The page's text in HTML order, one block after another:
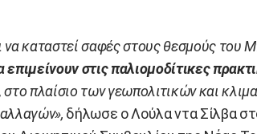
να καταστεί σαφές στους θεσμούς του
επιμείνουν στις παλιομοδίτικες
στο πλαίσιο των γεωπολιτικών και
δήλωσε ο Λούλα ντα Σίλβα